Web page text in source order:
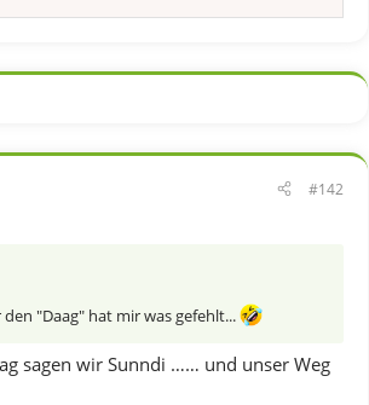
#142
"Daag" hat mir was gefehlt...
sagen wir Sunndi …… und unser Weg